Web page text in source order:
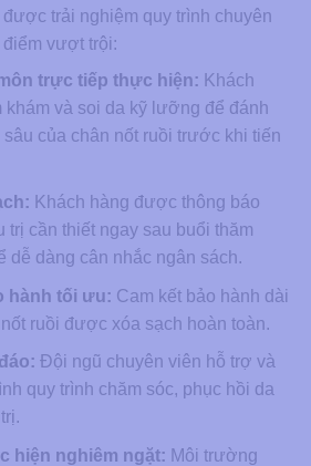
trải nghiệm quy trình chuyên
vượt trội:
trực tiếp thực hiện: Khách
khám và soi da kỹ lưỡng để đánh
của chân nốt ruồi trước khi tiến
Khách hàng được thông báo
trị cần thiết ngay sau buổi thăm
dễ dàng cân nhắc ngân sách.
hành tối ưu: Cam kết bảo hành dài
ruồi được xóa sạch hoàn toàn.
Đội ngũ chuyên viên hỗ trợ và
quy trình chăm sóc, phục hồi da
hiện nghiêm ngặt: Môi trường